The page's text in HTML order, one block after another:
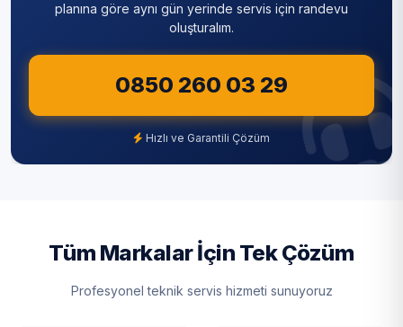
Sultanbeyli
Şişli
Tuzla
Üsküdar
Zeytinburnu
planına göre aynı gün yerinde servis için randevu
oluşturalım.
0850 260 03 29
Hızlı ve Garantili Çözüm
Tüm Markalar İçin Tek Çözüm
Profesyonel teknik servis hizmeti sunuyoruz